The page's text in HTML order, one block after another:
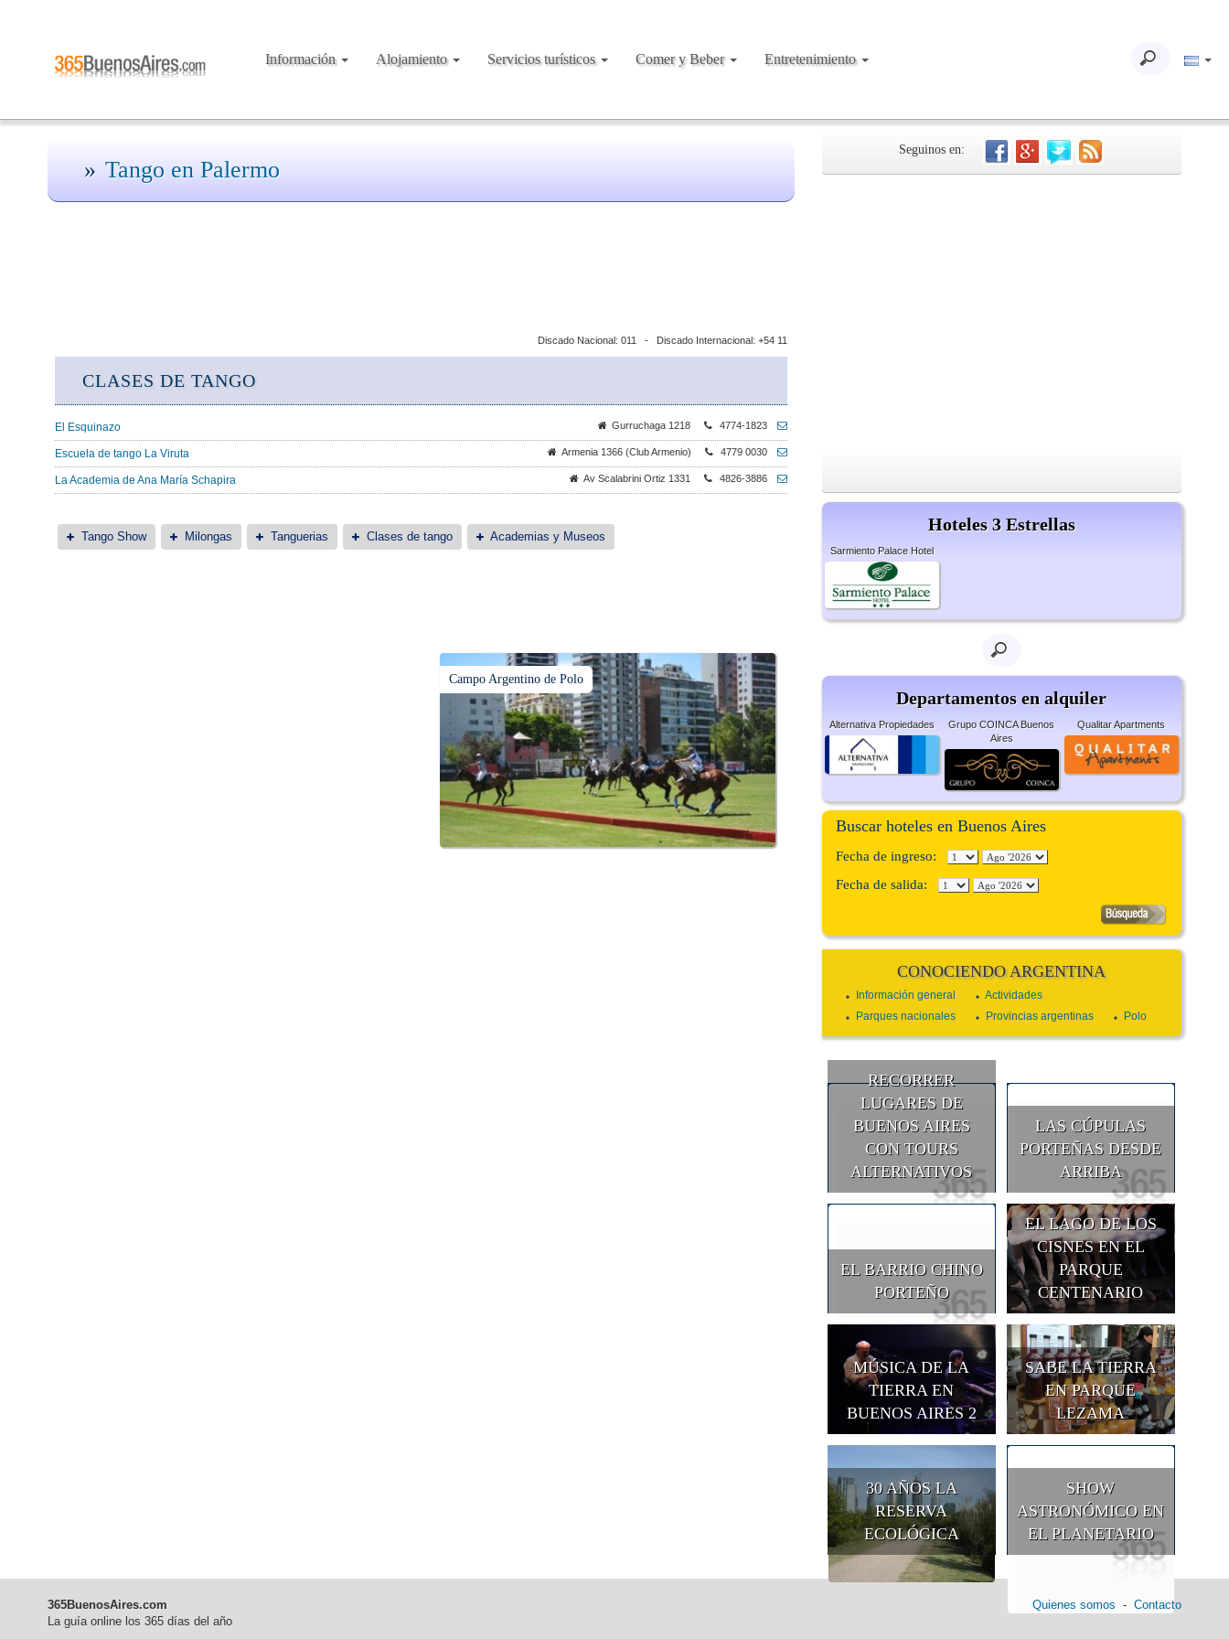
Información Alojamiento Servicios turísticos Comer y Beber Entretenimiento
Tango en Palermo
Discado Nacional: 011 - Discado Internacional: +54 11
CLASES DE TANGO
El Esquinazo Gurruchaga 1218 4774-1823
Escuela de tango La Viruta Armenia 1366 (Club Armenio) 4779 0030
La Academia de Ana María Schapira Av Scalabrini Ortiz 1331 4826-3886
Tango Show Milongas Tanguerias Clases de tango Academias y Museos
Campo Argentino de Polo
Seguinos en:
Hoteles 3 Estrellas
Sarmiento Palace Hotel
Departamentos en alquiler
Alternativa Propiedades
Grupo COINCA Buenos
Aires
Qualitar Apartments
Buscar hoteles en Buenos Aires
Fecha de ingreso:
Fecha de salida:
CONOCIENDO ARGENTINA
Información general
Actividades
Parques nacionales
Provincias argentinas Polo
RECORRER
LUGARES DE
BUENOS AIRES
CON TOURS
ALTERNATIVOS
LAS CÚPULAS
PORTEÑAS DESDE
ARRIBA
EL BARRIO CHINO
PORTEÑO
EL LAGO DE LOS
CISNES EN EL
PARQUE
CENTENARIO
MÚSICA DE LA
TIERRA EN
BUENOS AIRES 2
SABE LA TIERRA
EN PARQUE
LEZAMA
30 AÑOS LA
RESERVA
ECOLÓGICA
SHOW
ASTRONÓMICO EN
EL PLANETARIO
365BuenosAires.com
La guía online los 365 días del año
Quienes somos - Contacto